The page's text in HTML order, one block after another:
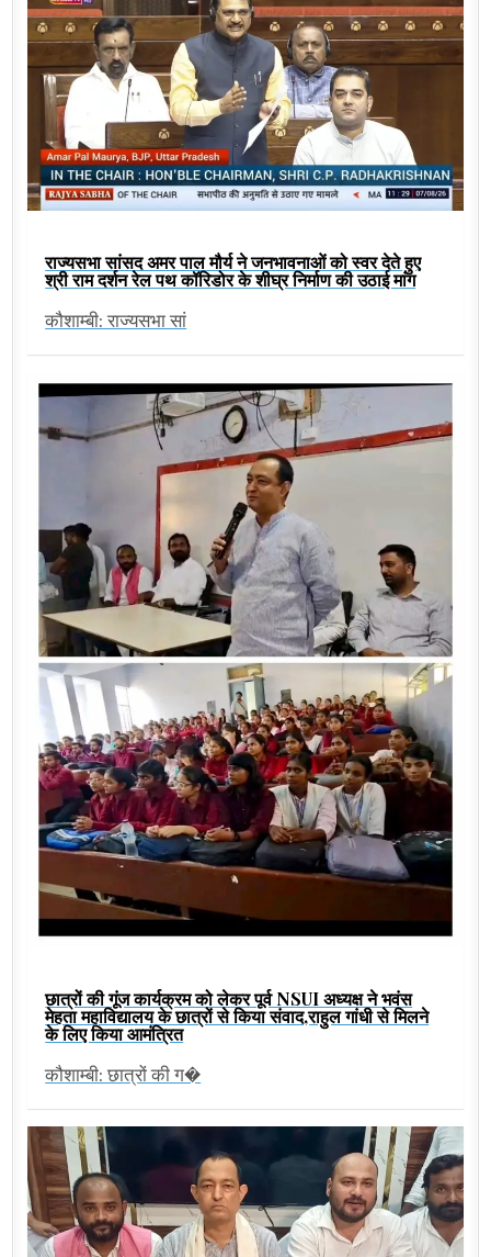
राज्यसभा सांसद अमर पाल मौर्य ने जनभावनाओं को स्वर देते हुए
श्री राम दर्शन रेल पथ कॉरिडोर के शीघ्र निर्माण की उठाई मांग
कौशाम्बी: राज्यसभा सां
छात्रों की गूंज कार्यक्रम को लेकर पूर्व NSUI अध्यक्ष ने भवंस
मेहता महाविद्यालय के छात्रों से किया संवाद,राहुल गांधी से मिलने
के लिए किया आमंत्रित
कौशाम्बी: छात्रों की ग�